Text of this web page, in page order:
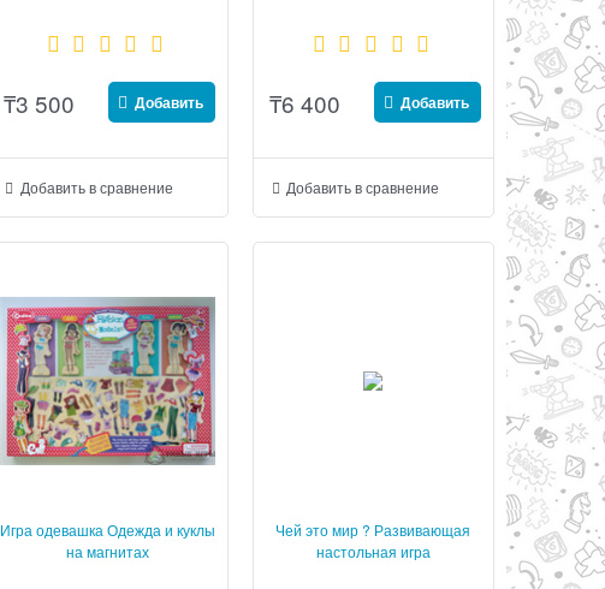
₸3 500 Добавить
Добавить в сравнение
₸6 400 Добавить
Добавить в сравнение
Игра одевашка Одежда и куклы
на магнитах
Чей это мир ? Развивающая
настольная игра